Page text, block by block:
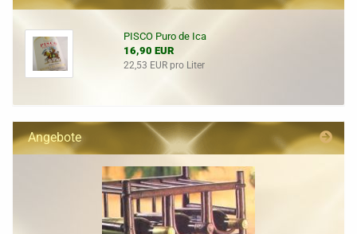
PISCO Puro de Ica
16,90 EUR
22,53 EUR pro Liter
Angebote